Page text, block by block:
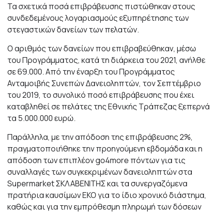
Τα σχετικά ποσά επιβράβευσης πιστώθηκαν στους
συνδεδεμένους λογαριασμούς εξυπηρέτησης των
στεγαστικών δανείων των πελατών.
Ο αριθμός των δανείων που επιβραβεύθηκαν, μέσω
του Προγράμματος, κατά τη διάρκεια του 2021, ανήλθε
σε 69.000. Από την έναρξη του Προγράμματος
Ανταμοιβής Συνεπών Δανειοληπτών, τον Σεπτέμβριο
του 2019, το συνολικό ποσό επιβράβευσης που έχει
καταβληθεί σε πελάτες της Εθνικής Τράπεζας ξεπερνά
τα 5.000.000 ευρώ.
Παράλληλα, με την απόδοση της επιβράβευσης 2%,
πραγματοποιήθηκε την προηγούμενη εβδομάδα και η
απόδοση των επιπλέον go4more πόντων για τις
συναλλαγές των συγκεκριμένων δανειοληπτών στα
Supermarket ΣΚΛΑΒΕΝΙΤΗΣ και τα συνεργαζόμενα
πρατήρια καυσίμων ΕΚΟ για το ίδιο χρονικό διάστημα,
καθώς και για την εμπρόθεσμη πληρωμή των δόσεων